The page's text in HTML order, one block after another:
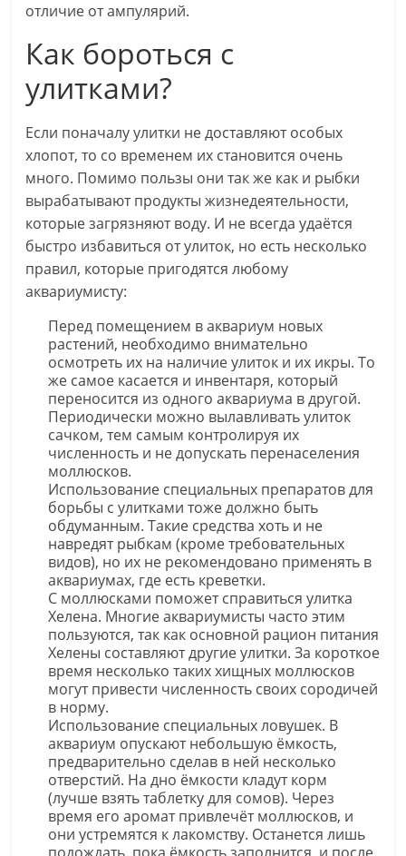
отличие от ампулярий.
Как бороться с
улитками?
Если поначалу улитки не доставляют особых
хлопот, то со временем их становится очень
много. Помимо пользы они так же как и рыбки
вырабатывают продукты жизнедеятельности,
которые загрязняют воду. И не всегда удаётся
быстро избавиться от улиток, но есть несколько
правил, которые пригодятся любому
аквариумисту:
Перед помещением в аквариум новых
растений, необходимо внимательно
осмотреть их на наличие улиток и их икры. То
же самое касается и инвентаря, который
переносится из одного аквариума в другой.
Периодически можно вылавливать улиток
сачком, тем самым контролируя их
численность и не допускать перенаселения
моллюсков.
Использование специальных препаратов для
борьбы с улитками тоже должно быть
обдуманным. Такие средства хоть и не
навредят рыбкам (кроме требовательных
видов), но их не рекомендовано применять в
аквариумах, где есть креветки.
С моллюсками поможет справиться улитка
Хелена. Многие аквариумисты часто этим
пользуются, так как основной рацион питания
Хелены составляют другие улитки. За короткое
время несколько таких хищных моллюсков
могут привести численность своих сородичей
в норму.
Использование специальных ловушек. В
аквариум опускают небольшую ёмкость,
предварительно сделав в ней несколько
отверстий. На дно ёмкости кладут корм
(лучше взять таблетку для сомов). Через
время его аромат привлечёт моллюсков, и
они устремятся к лакомству. Останется лишь